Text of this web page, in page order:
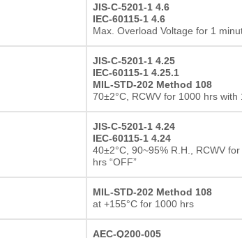
JIS-C-5201-1 4.6
IEC-60115-1 4.6
Max. Overload Voltage for 1
JIS-C-5201-1 4.25
IEC-60115-1 4.25.1
MIL-STD-202 Method 108
70±2°C, RCWV for 1000 hrs with
JIS-C-5201-1 4.24
IEC-60115-1 4.24
40±2°C, 90~95% R.H., RCWV
hrs “OFF”
MIL-STD-202 Method 108
at +155°C for 1000 hrs
AEC-Q200-005